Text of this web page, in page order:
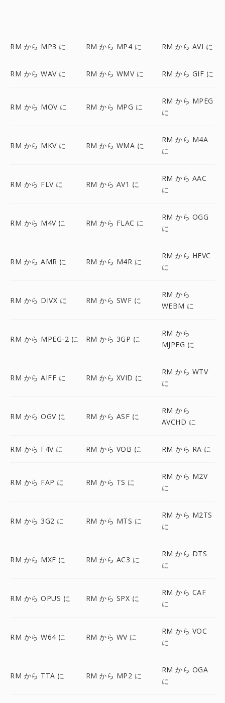
RM から MP3 に RM から MP4 に RM から AVI に
RM から WAV に RM から WMV に RM から GIF に
RM から MOV に RM から MPG に
RM から MPEG
に
RM から MKV に RM から WMA に
RM から M4A
に
RM から FLV に RM から AV1 に
RM から AAC
に
RM から M4V に RM から FLAC に
RM から OGG
に
RM から AMR に RM から M4R に
RM から HEVC
に
RM から DIVX に RM から SWF に
RM から
WEBM に
RM から MPEG-2 に RM から 3GP に
RM から
MJPEG に
RM から AIFF に RM から XVID に
RM から WTV
に
RM から OGV に RM から ASF に
RM から
AVCHD に
RM から F4V に RM から VOB に RM から RA に
RM から FAP に RM から TS に
RM から M2V
に
RM から 3G2 に RM から MTS に
RM から M2TS
に
RM から MXF に RM から AC3 に
RM から DTS
に
RM から OPUS に RM から SPX に
RM から CAF
に
RM から W64 に RM から WV に
RM から VOC
に
RM から TTA に RM から MP2 に
RM から OGA
に